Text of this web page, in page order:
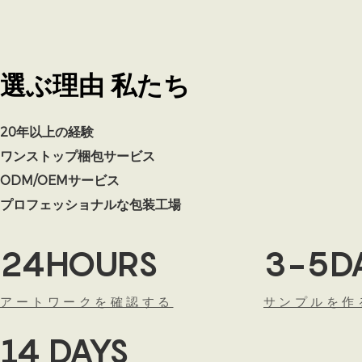
選ぶ理由 私たち
20年以上の経験
ワンストップ梱包サービス
ODM/OEMサービス
プロフェッショナルな包装工場
24HOURS
アートワークを確認する
3-
サンプルを作
14 DAYS